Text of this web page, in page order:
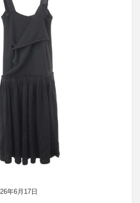
年6月17日